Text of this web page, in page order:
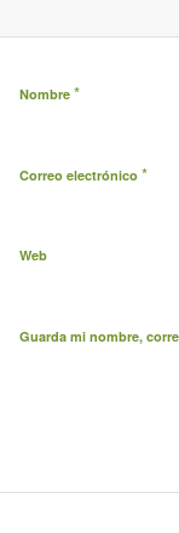
Nombre *
Correo electrónico *
Web
Guarda mi nombre,